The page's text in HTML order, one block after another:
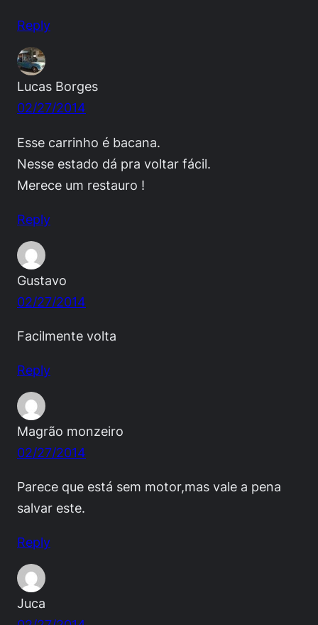
Reply
Lucas Borges
02/27/2014
Esse carrinho é bacana.
Nesse estado dá pra voltar fácil.
Merece um restauro !
Reply
Gustavo
02/27/2014
Facilmente volta
Reply
Magrão monzeiro
02/27/2014
Parece que está sem motor,mas vale a pena
salvar este.
Reply
Juca